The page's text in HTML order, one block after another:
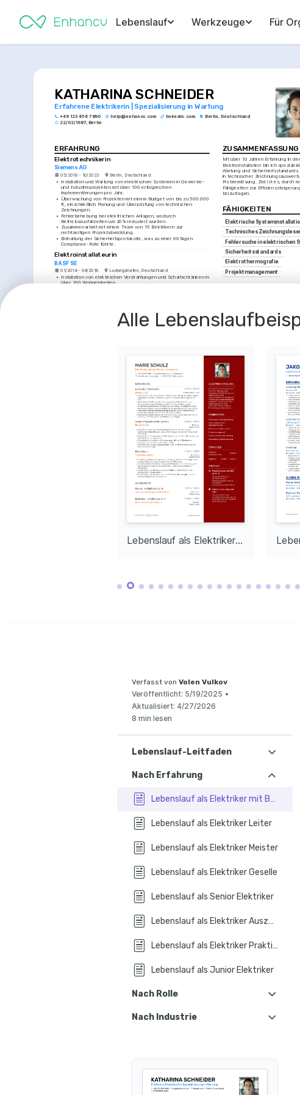
Lebenslauf Werkzeuge Für
KATHARINA SCHNEIDER
Erfahrene Elektrikerin | Spezialisierung in Wartung
+49 123 456 7890 help@enhancv.com linkedin.com
Berlin, Deutschland
22/02/1987, Berlin
ERFAHRUNG
Elektrotechnikerin
Siemens AG
05/2018 - 10/2023 Berlin, Deutschland
•
Installation und Wartung von elektrischen Systemen in Gewerbe-
und Industrieprojekten mit über 100 erfolgreichen
Implementierungen pro Jahr.
•
Überwachung von Projekten mit einem Budget von bis zu 500.000
€, einschließlich Planung und Überprüfung von technischen
Zeichnungen.
• Fehlerbehebung bei elektrischen Anlagen, wodurch
Betriebsausfallzeiten um 20% reduziert wurden.
• Zusammenarbeit mit einem Team von 15 Elektrikern zur
rechtzeitigen Projektabwicklung.
•
Einhaltung der Sicherheitsprotokolle, was zu einer 99%igen
Compliance-Rate führte.
Elektroinstallateurin
BASF SE
01/2014 - 04/2018 Ludwigshafen, Deutschland
• Installation von elektrischen Verdrahtungen und Schaltschränken in
über 200 Wohneinheiten.
Erstellung detaillierter Berichte über durchgeführte Arbeiten und
Sicherstellung einer schnellen Problemlösung bei elektrischen
Störungen, was die Kundenzufriedenheit um 30% steigerte.
Master of Science in Elektrotechnik
Berlin, Deutschland
Bachelor of Science in Elektrotechnik
Rheinisch-Westfälische Technische Hochschule Aachen
Aachen, Deutschland
ZUSAMMENFASSUNG
Mit über 10 Jahren Erfahrung in der
Elektroinstallation bin ich
Wartung und
in technischer
Problemlösung. Ziel ist es, durch
Fähigkeiten zur Effizienzsteigerung
beizutragen.
FÄHIGKEITEN
Elektrische
Technisches
Fehlersuche in elektrischen
Sicherheitsstandards
Elektrothermografie
Projektmanagement
Englisch
Versiert
niedrigerem
effiziente
Sicherheitsaudit Erfolg
Überwachung und
Sicherheitsprotokolle, was
Erhöhung der Compliance-
Kundenzufriedenheit
Optimierung der
zu einer Steigerung der
Kundenzufriedenheit um 25%
Faszination für die Reparatur
ERFOLGE
WEITERBILDUNG /
Alle
Lebenslauf als Elektriker Leiter
Verfasst von Volen Vulkov
Veröffentlicht: 5/19/2025 •
Aktualisiert: 4/27/2026
8 min lesen
Lebenslauf-Leitfaden
Nach Erfahrung
Lebenslauf als Elektriker mit Berufserfahrung
Lebenslauf als Elektriker Leiter
Lebenslauf als Elektriker Meister
Lebenslauf als Elektriker Geselle
Lebenslauf als Senior Elektriker
Lebenslauf als Elektriker Auszubildender
Lebenslauf als Elektriker Praktikant
Lebenslauf als Junior Elektriker
Nach Rolle
Lebenslauf als Elektriker für Gebäudetechnik
Nach Industrie